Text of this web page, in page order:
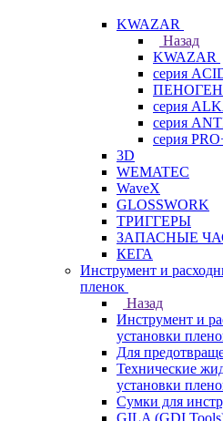
KWAZAR
Назад
KWAZAR
серия
серия
серия
серия
3D
WEMATEC
WaveX
GLOSSWORK
ТРИГГЕРЫ
ЗАПАСНЫЕ
КЕГА
Инструмент и
пленок
Назад
Инструмент и
установки
Для
Технические
установки
Сумки для
GILA (GDI